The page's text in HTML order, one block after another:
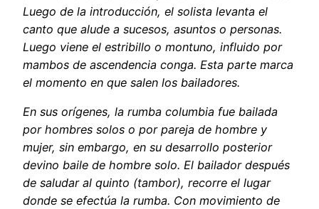
Luego de la introducción, el solista levanta el
canto que alude a sucesos, asuntos o personas.
Luego viene el estribillo o montuno, influido por
mambos de ascendencia conga. Esta parte marca
el momento en que salen los bailadores.
En sus orígenes, la rumba columbia fue bailada
por hombres solos o por pareja de hombre y
mujer, sin embargo, en su desarrollo posterior
devino baile de hombre solo. El bailador después
de saludar al quinto (tambor), recorre el lugar
donde se efectúa la rumba. Con movimiento de